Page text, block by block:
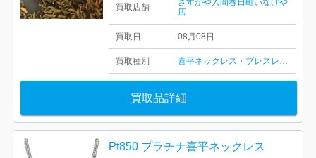
買取店舗
さすがや入間春日町いなげや
店
買取日 08月08日
買取種別 喜平ネックレス・ブレスレット
買取品詳細
Pt850 プラチナ喜平ネックレス